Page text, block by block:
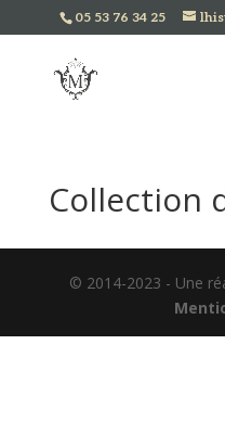
05 53 76 34 25
Collection
© 2014-2023 - Une